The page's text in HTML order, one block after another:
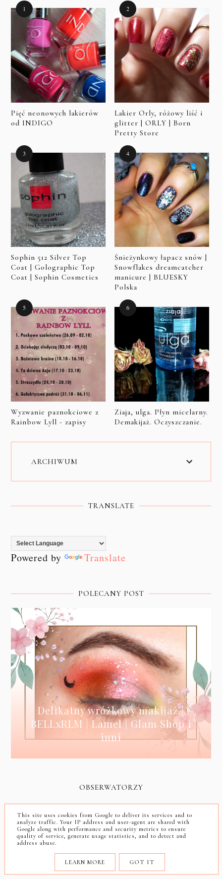
Pięć neonowych lakierów
od INDIGO
Lakier Orly, różowy liść i
glitter | ORLY | Born
Pretty Store
Sophin 512 Silver Top
Coat | Golographic Top
Coat | Sophin Cosmetics
Śnieżynkowy łapacz snów |
Snowflakes dreamcatcher
manicure | BLUESKY
Polska
Wyzwanie paznokciowe z
Rainbow Lyll - zapisy
Ziaja, ulga. Płyn micelarny.
Demakijaż. Oczyszczanie.
ARCHIWUM
TRANSLATE
Powered by Translate
POLECANY POST
Delikatny wróżkowy makijaż |
BELLxRLM | Lamel | Glam Shop i
inni
OBSERWATORZY
This site uses cookies from Google to deliver its services and to
analyze traffic. Your IP address and user-agent are shared with
Google along with performance and security metrics to ensure
quality of service, generate usage statistics, and to detect and
address abuse.
LEARN MORE GOT IT